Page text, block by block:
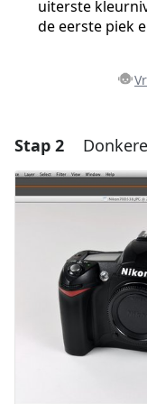
uiterste
de eerste piek
Voeg
Stap 2